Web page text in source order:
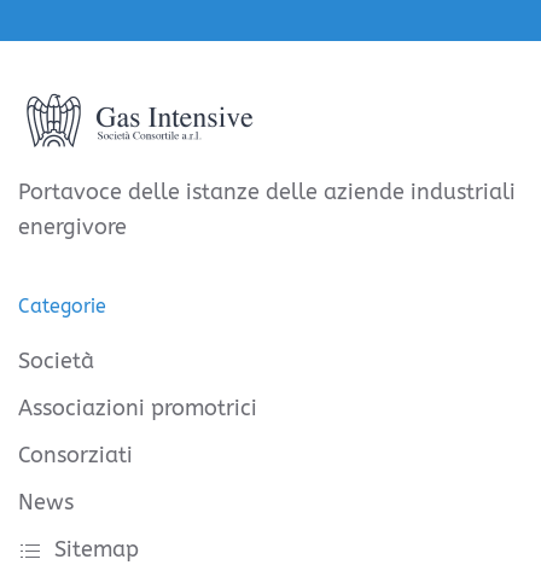
Portavoce delle istanze delle aziende industriali
energivore
Categorie
Società
Associazioni promotrici
Consorziati
News
Sitemap